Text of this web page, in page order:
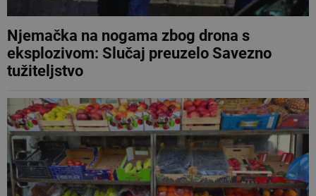
Njemačka na nogama zbog drona s
eksplozivom: Slučaj preuzelo Savezno
tužiteljstvo